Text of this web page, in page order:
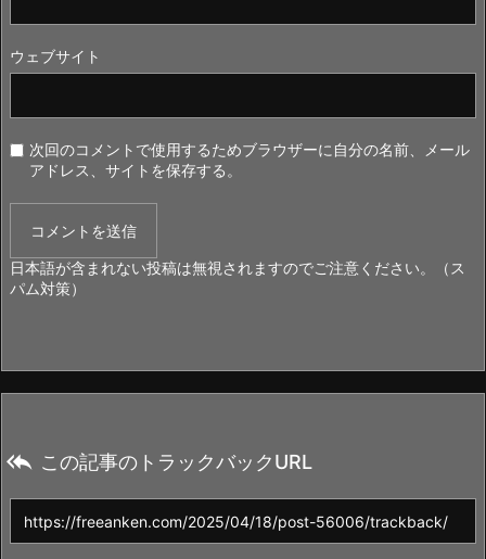
ウェブサイト
次回のコメントで使用するためブラウザーに自分の名前、メール
アドレス、サイトを保存する。
日本語が含まれない投稿は無視されますのでご注意ください。（ス
パム対策）
 この記事のトラックバックURL